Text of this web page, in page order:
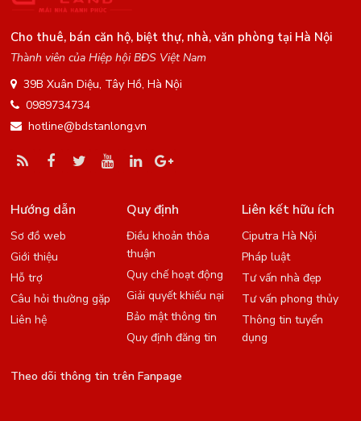
Cho thuê, bán căn hộ, biệt thự, nhà, văn phòng tại Hà Nội
Thành viên của Hiệp hội BĐS Việt Nam
39B Xuân Diệu, Tây Hồ, Hà Nội
0989734734
hotline@bdstanlong.vn
Hướng dẫn
Sơ đồ web
Giới thiệu
Hỗ trợ
Câu hỏi thường gặp
Liên hệ
Quy định
Điều khoản thỏa
thuận
Quy chế hoạt động
Giải quyết khiếu nại
Bảo mật thông tin
Quy định đăng tin
Liên kết hữu ích
Ciputra Hà Nội
Pháp luật
Tư vấn nhà đẹp
Tư vấn phong thủy
Thông tin tuyển
dụng
Theo dõi thông tin trên Fanpage